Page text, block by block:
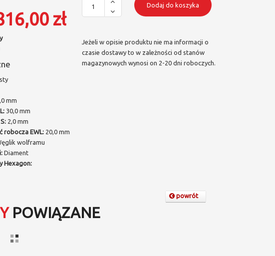
zł
mm
30,0 mm
2,0 mm
robocza EWL:20,0 mm
wolframu
Diament
Hexagon:
Dodaj do koszyka
Jeżeli w opisie produktu nie ma informacji o
czasie dostawy to w zależności od stanów
magazynowych wynosi on 2-20 dni roboczych.
powrót
POWIĄZANE